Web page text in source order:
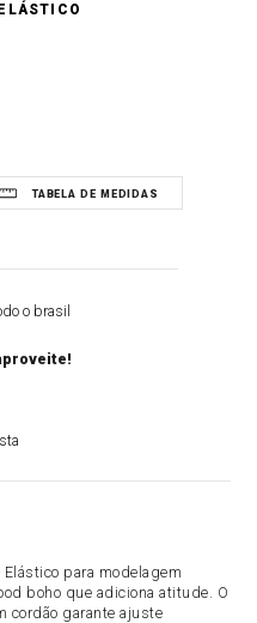
o brasil
para modelagem
boho que adiciona atitude. O
cordão garante ajuste